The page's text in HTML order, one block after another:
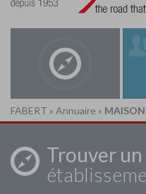
FABERT » Annuaire » MAISON
Trouver un